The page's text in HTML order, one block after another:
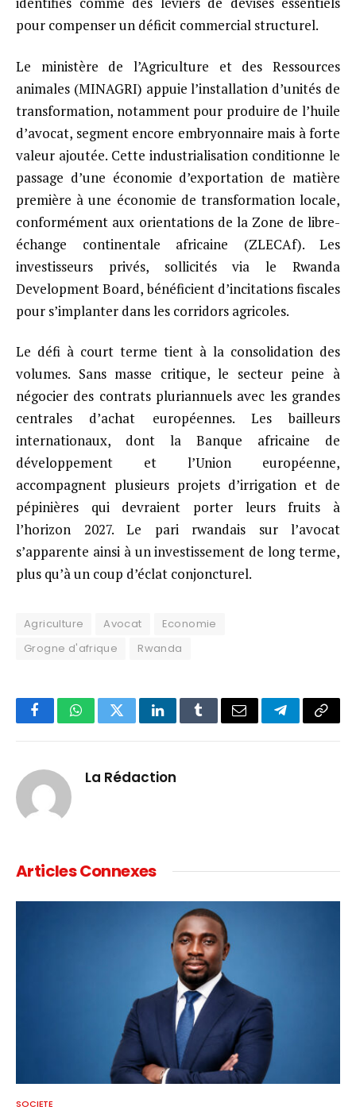
pour compenser un déficit commercial structurel.
Le ministère de l’Agriculture et des Ressources
animales (MINAGRI) appuie l’installation d’unités de
transformation, notamment pour produire de l’huile
d’avocat, segment encore embryonnaire mais à forte
valeur ajoutée. Cette industrialisation conditionne le
passage d’une économie d’exportation de matière
première à une économie de transformation locale,
conformément aux orientations de la Zone de libre-
échange continentale africaine (ZLECAf). Les
investisseurs privés, sollicités via le Rwanda
Development Board, bénéficient d’incitations fiscales
pour s’implanter dans les corridors agricoles.
Le défi à court terme tient à la consolidation des
volumes. Sans masse critique, le secteur peine à
négocier des contrats pluriannuels avec les grandes
centrales d’achat européennes. Les bailleurs
internationaux, dont la Banque africaine de
développement et l’Union européenne,
accompagnent plusieurs projets d’irrigation et de
pépinières qui devraient porter leurs fruits à
l’horizon 2027. Le pari rwandais sur l’avocat
s’apparente ainsi à un investissement de long terme,
plus qu’à un coup d’éclat conjoncturel.
Agriculture Avocat
Economie
Grogne d'afrique
Rwanda
FacebookWhatsAppTwitterLinkedInTumblrEmail TelegramCopy
La Rédaction
Articles Connexes
SOCIETE